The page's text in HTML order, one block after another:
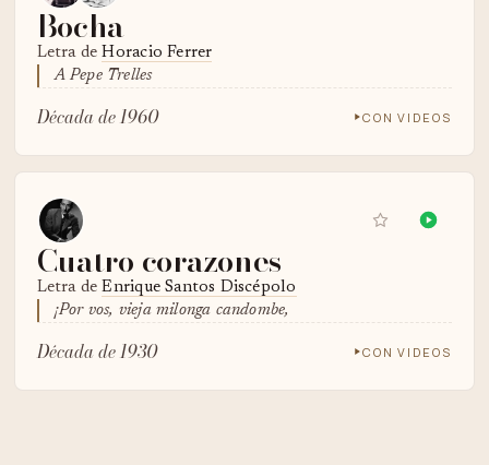
Bocha
Letra deHoracio Ferrer
A Pepe Trelles
Década de 1960 CON VIDEOS
Cuatro corazones
Letra deEnrique Santos Discépolo
¡Por vos, vieja milonga candombe,
Década de 1930 CON VIDEOS